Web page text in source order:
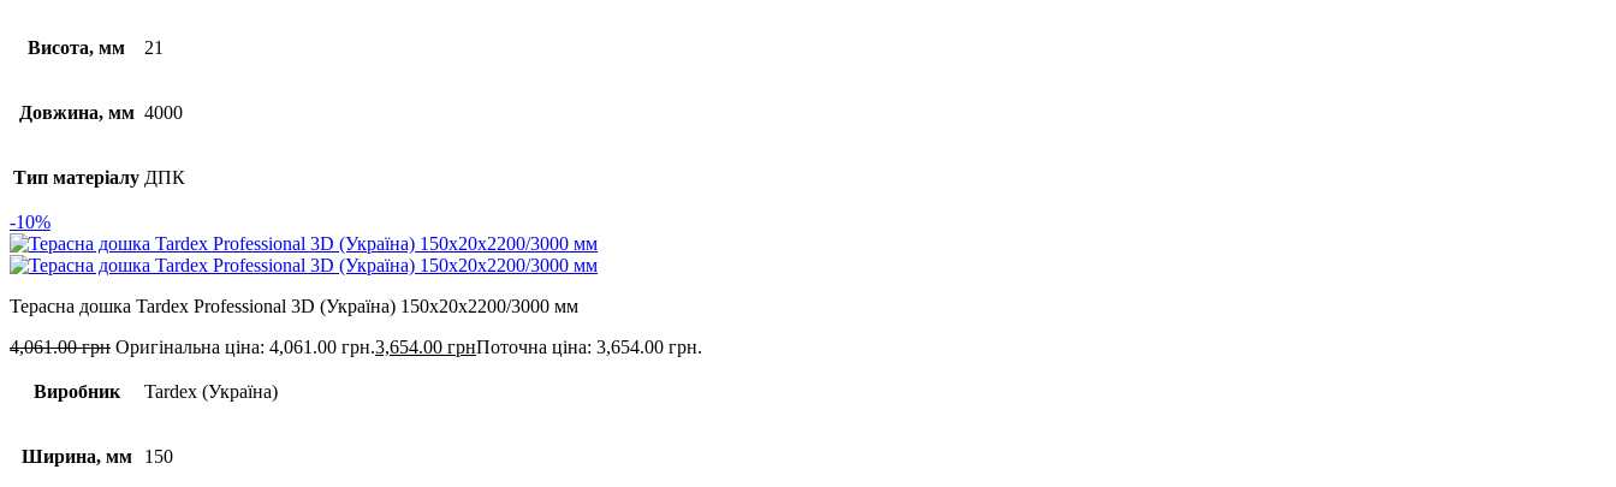
Висота, мм 21
Довжина, мм 4000
Тип матеріалу ДПК
-10%
Терасна дошка Tardex Professional 3D (Україна) 150х20х2200/3000 мм
4,061.00грн Оригінальна ціна: 4,061.00 грн.3,654.00 грнПоточна ціна: 3,654.00 грн.
Виробник Tardex (Україна)
Ширина, мм 150